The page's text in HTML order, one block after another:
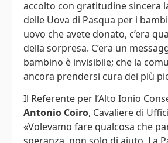
accolto con gratitudine sincera
delle Uova di Pasqua per i
uovo che avete donato, c’era
della sorpresa. C’era un
bambino è invisibile; che la
ancora prendersi cura dei più
Il Referente per l’Alto Ionio
Antonio Coiro, Cavaliere di
«Volevamo fare qualcosa che